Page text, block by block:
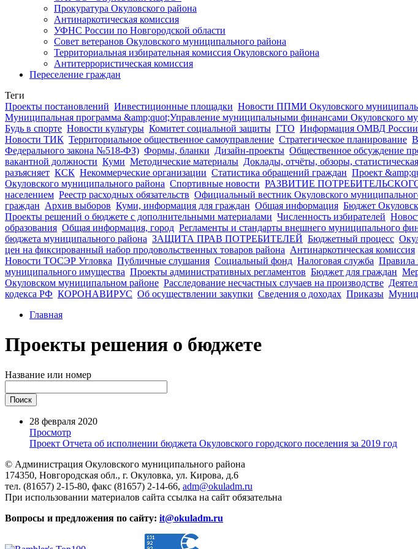
Прокуратура Окуловского района
Антинаркотическая комиссия
УФНС России по Новгородской области
Совет ветеранов Окуловского муниципального района
Территориальная избирательная комиссия Окуловского района
Антитеррористическая комиссия
Переселение граждан
Теги
Проекты постановлений Инвестиционные площадки Новости ППМИ Окуловского
Муниципальная программа &amp;quot;Управление муниципальными финансами Окуловского
Будь в спорте Новости культуры Комитет социальной защиты ГТО Информация ОМВД России
Новости ТИК Территориальное общественное самоуправление Стратегическое планирование
Федерального закона №518-ФЗ) Формы, бланки Дизайн-проекты Общественное обсуждение
вакантной должности Куми Методические материалы Доклады, отчёты, обзоры,
разъясняет КСК Некоммерческие организации Статистика обращений граждан Проект
Окуловского муниципального района Спортивные новости РАЗВИТИЕ
населением Реестр расходных обязательств Официальный вестник Окуловского
граждан Архив выборов Куми, информация для граждан Общая информация Бюджет
Проекты решений о бюджете с дополнительными материалами Численность избирателей
образования Общая информация, город Регламенты и стандарты внешнего муниципального
бюджета муниципального района ЗАЩИТА ПРАВ ПОТРЕБИТЕЛЕЙ Бюджетный процесс
цен на фиксированный набор продовольственных товаров района Антинаркотическая комиссия
Новости ТОСЭР Угловка Публичные слушания Социальный фонд Налоговая служба Правила
муниципального имущества Проекты административных регламентов Бюджет для граждан
Окуловском муниципальном районе Расследование несчастных случаев на производстве
кодекса РФ КОРОНАВИРУС Об осуществлении закупки Сведения о доходах Приказы
Главная
Проекты решения о бюджете
Название или номер
28 февраля 2020
Просмотр
Проект Отчета об исполнении бюджета Окуловского городского поселения за 2019 год
© Администрация Окуловского муниципального района
174350, Новгородская обл., г. Окуловка, ул. Кирова, д.6
тел. (81657) 2-15-80, факс (81657) 2-14-66, adm@okuladm.ru
При использовании материалов сайта ссылка на сайт обязательна
Вопросы и предложения по сайту: it@okuladm.ru